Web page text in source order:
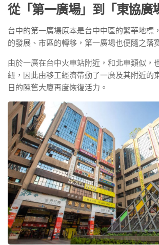
從「第一廣場」到「東協廣
台中的第一廣場原本是台中中區的繁華地標
的發展、市區的轉移，第一廣場也便隨之落
由於一廣在台中火車站附近，和北車類似，
紐，因此由移工經濟帶動了一廣及其附近的
日的陳舊大廈再度恢復活力。